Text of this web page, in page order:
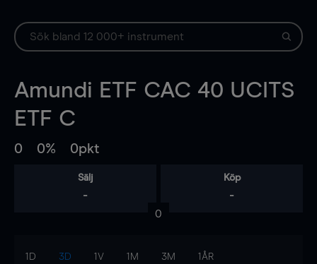
Amundi ETF CAC 40 UCITS
ETF C
0 0% 0pkt
Sälj
-
Köp
-
0
1D 3D 1V 1M 3M 1ÅR